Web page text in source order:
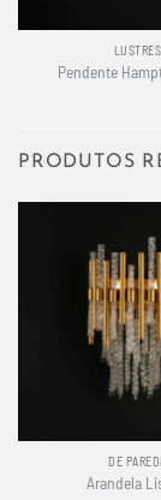
LUSTRES
Pendente
PRODUTOS
DE
Arandela